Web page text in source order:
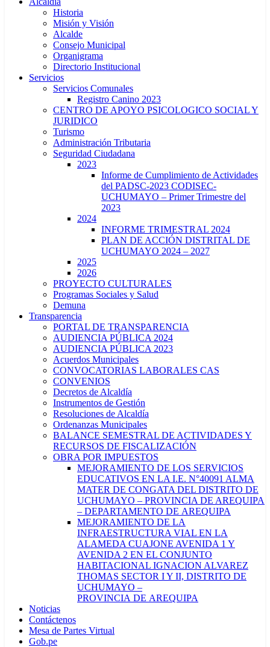
Historia
Misión y Visión
Alcalde
Consejo Municipal
Organigrama
Directorio Institucional
Servicios
Servicios Comunales
Registro Canino 2023
CENTRO DE APOYO PSICOLOGICO SOCIAL Y
JURIDICO
Turismo
Administración Tributaria
Seguridad Ciudadana
2023
Informe de Cumplimiento de Actividades
del PADSC-2023 CODISEC-
UCHUMAYO – Primer Trimestre del
2023
2024
INFORME TRIMESTRAL 2024
PLAN DE ACCIÓN DISTRITAL DE
UCHUMAYO 2024 – 2027
2025
2026
PROYECTO CULTURALES
Programas Sociales y Salud
Demuna
Transparencia
PORTAL DE TRANSPARENCIA
AUDIENCIA PÚBLICA 2024
AUDIENCIA PÚBLICA 2023
Acuerdos Municipales
CONVOCATORIAS LABORALES CAS
CONVENIOS
Decretos de Alcaldía
Instrumentos de Gestión
Resoluciones de Alcaldía
Ordenanzas Municipales
BALANCE SEMESTRAL DE ACTIVIDADES Y
RECURSOS DE FISCALIZACIÓN
OBRA POR IMPUESTOS
MEJORAMIENTO DE LOS SERVICIOS
EDUCATIVOS EN LA I.E. N°40091 ALMA
MATER DE CONGATA DEL DISTRITO DE
UCHUMAYO – PROVINCIA DE AREQUIPA
– DEPARTAMENTO DE AREQUIPA
MEJORAMIENTO DE LA
INFRAESTRUCTURA VIAL EN LA
ALAMEDA CUAJONE AVENIDA 1 Y
AVENIDA 2 EN EL CONJUNTO
HABITACIONAL IGNACION ALVAREZ
THOMAS SECTOR I Y II, DISTRITO DE
UCHUMAYO –
PROVINCIA DE AREQUIPA
Noticias
Contáctenos
Mesa de Partes Virtual
Gob.pe